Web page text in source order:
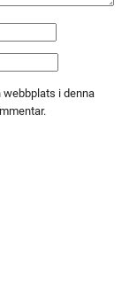
i denna